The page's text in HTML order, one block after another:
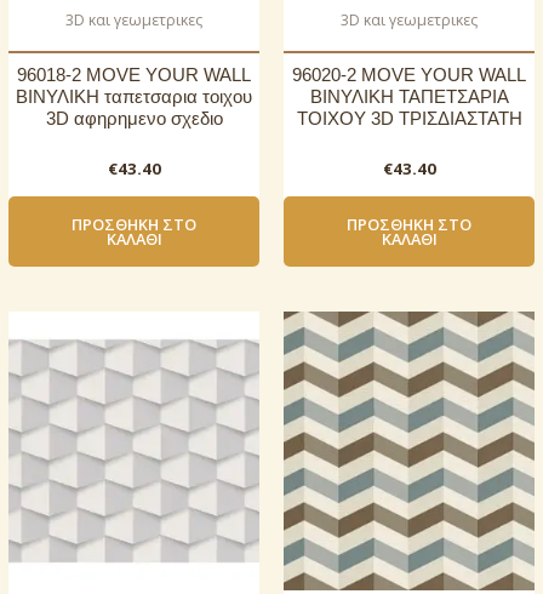
3D και γεωμετρικες
96018-2 MOVE YOUR WALL
ΒΙΝΥΛΙΚΗ ταπετσαρια τοιχου
3D αφηρημενο σχεδιο
€43.40
ΠΡΟΣΘΉΚΗ ΣΤΟ
ΚΑΛΆΘΙ
3D και γεωμετρικες
96020-2 MOVE YOUR WALL
ΒΙΝΥΛΙΚΗ ΤΑΠΕΤΣΑΡΙΑ
ΤΟΙΧΟΥ 3D ΤΡΙΣΔΙΑΣΤΑΤΗ
€43.40
ΠΡΟΣΘΉΚΗ ΣΤΟ
ΚΑΛΆΘΙ